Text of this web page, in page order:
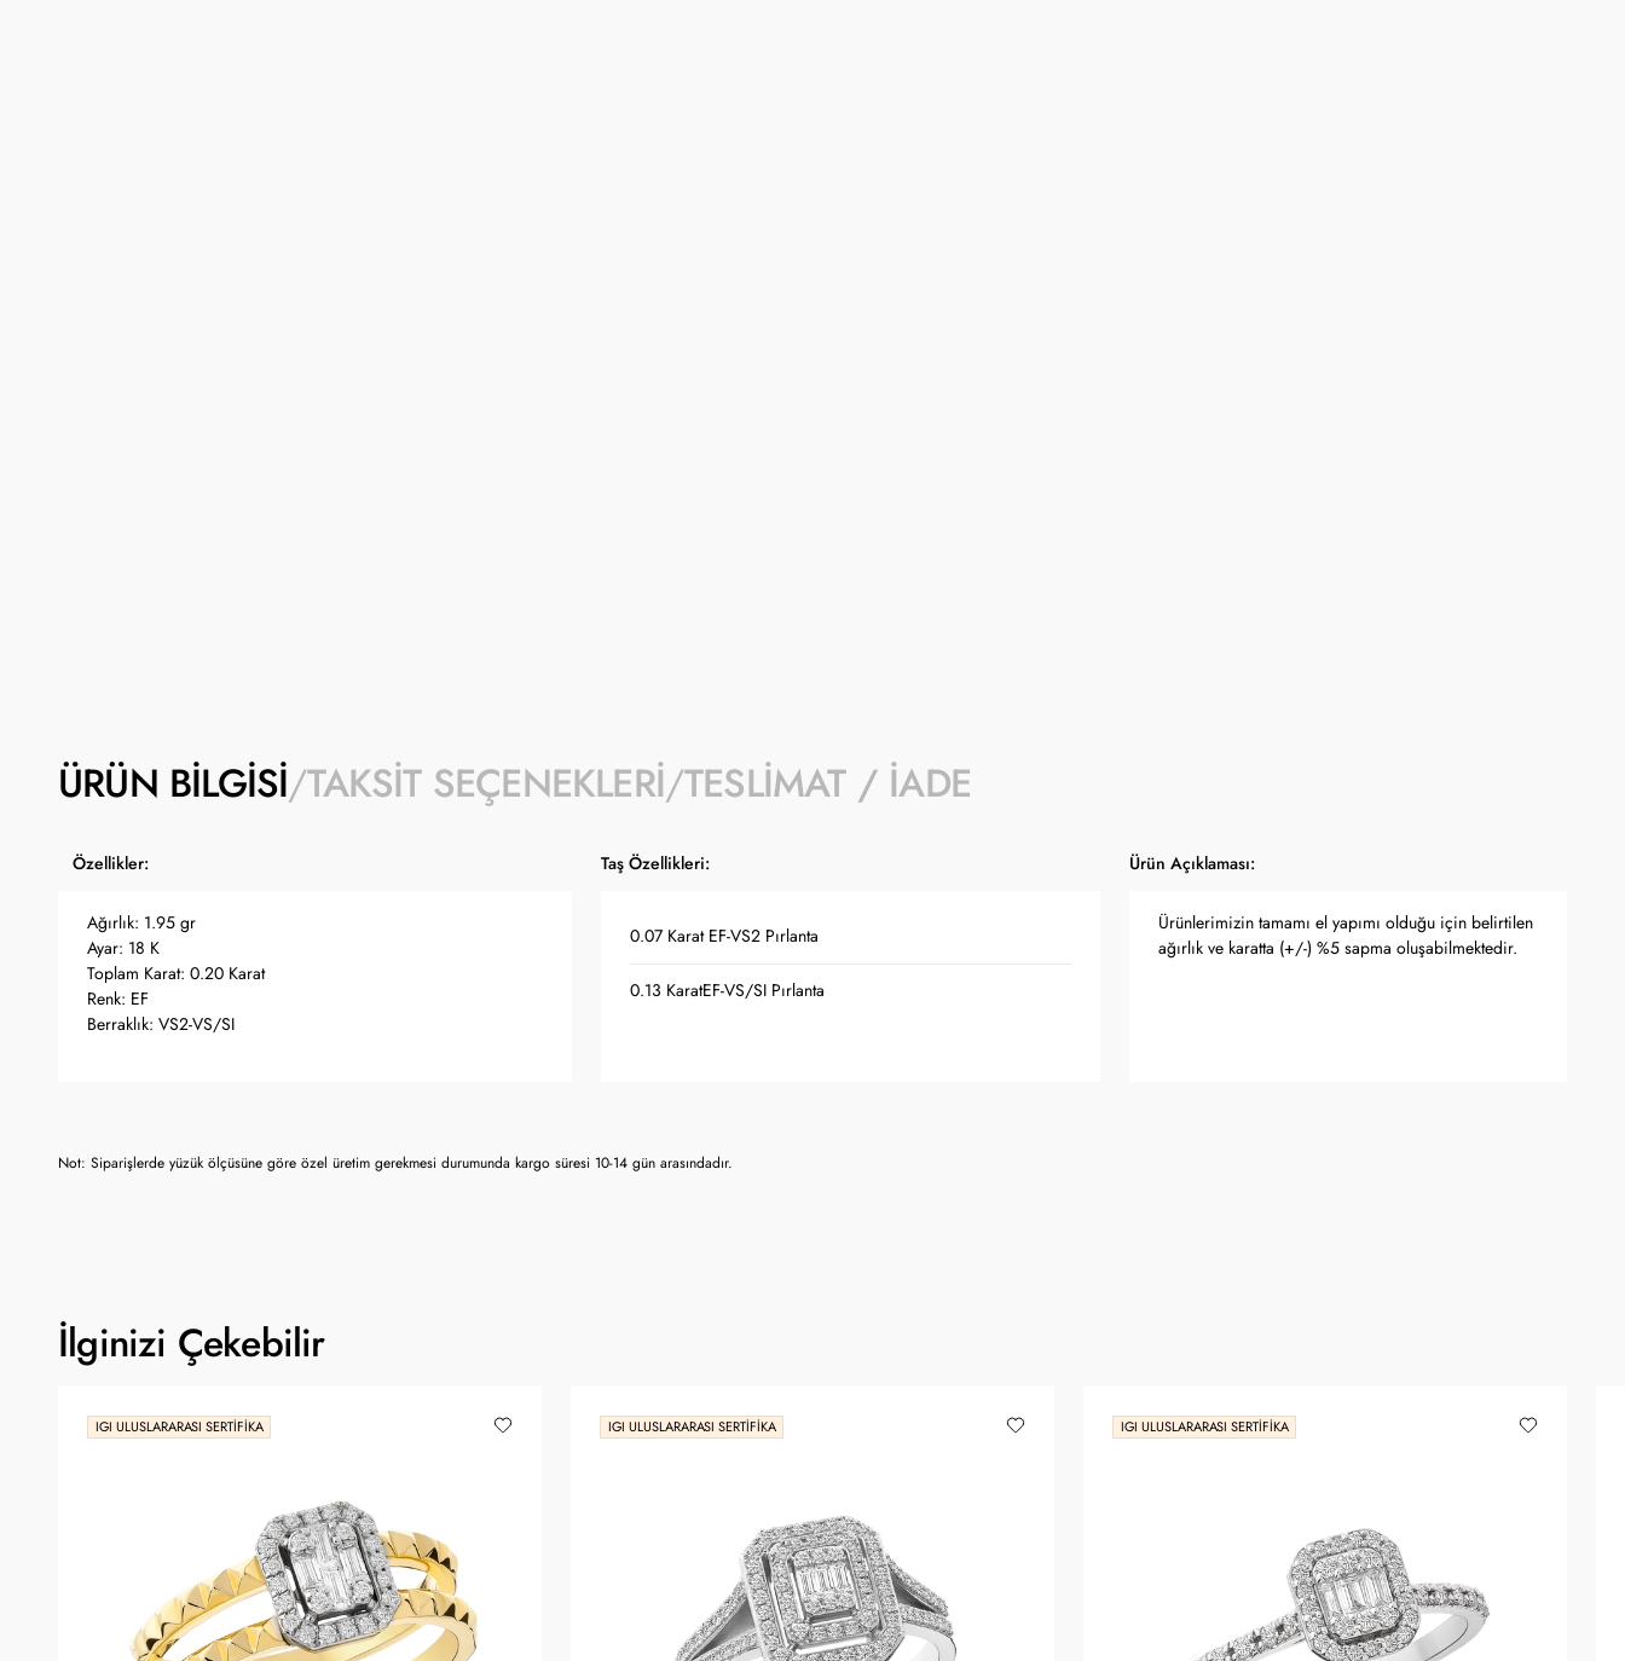
ÜRÜN BILGISI TAKSIT SEÇENEKLERI TESLIMAT / İADE
Özellikler: Taş Özellikleri: Ürün Açıklaması:
Ağırlık: 1.95 gr
Ayar: 18 K
Toplam Karat: 0.20 Karat
Renk: EF
Berraklık: VS2-VS/SI
0.07 Karat EF-VS2 Pırlanta
0.13 KaratEF-VS/SI Pırlanta
Ürünlerimizin tamamı el yapımı olduğu için belirtilen
ağırlık ve karatta (+/-) %5 sapma oluşabilmektedir.
Not: Siparişlerde yüzük ölçüsüne göre özel üretim gerekmesi durumunda kargo süresi 10-14 gün arasındadır.
İlginizi Çekebilir
IGI ULUSLARARASI SERTIFIKA IGI ULUSLARARASI SERTIFIKA IGI ULUSLARARASI SERTIFIKA